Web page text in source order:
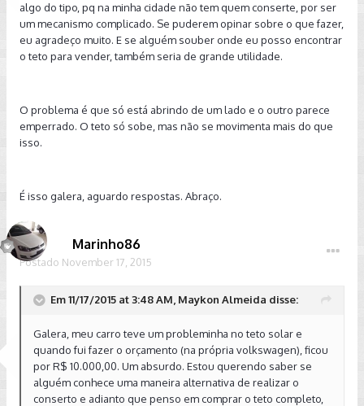
algo do tipo, pq na minha cidade não tem quem conserte, por ser
um mecanismo complicado. Se puderem opinar sobre o que fazer,
eu agradeço muito. E se alguém souber onde eu posso encontrar
o teto para vender, também seria de grande utilidade.
O problema é que só está abrindo de um lado e o outro parece
emperrado. O teto só sobe, mas não se movimenta mais do que
isso.
É isso galera, aguardo respostas. Abraço.
Marinho86
Postado November 17, 2015
Em 11/17/2015 at 3:48 AM, Maykon Almeida disse:
Galera, meu carro teve um probleminha no teto solar e
quando fui fazer o orçamento (na própria volkswagen), ficou
por R$ 10.000,00. Um absurdo. Estou querendo saber se
alguém conhece uma maneira alternativa de realizar o
conserto e adianto que penso em comprar o teto completo,